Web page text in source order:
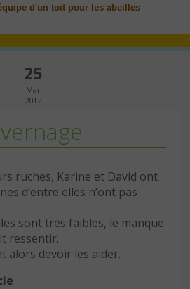
d'un toit pour les abeilles
25
Mar
2012
ruches, Karine et David ont
d’entre elles n’ont pas
sont très faibles, le manque
ressentir.
alors devoir les aider.